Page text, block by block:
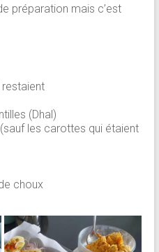
préparation mais c’est
(Dhal)
les carottes qui étaient
choux